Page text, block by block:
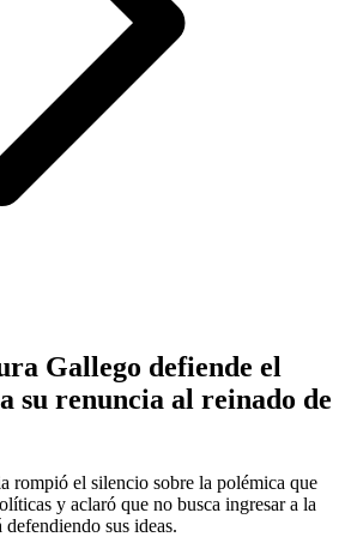
Gallego defiende el
su renuncia al reinado de
rompió el silencio sobre la polémica que
y aclaró que no busca ingresar a la
sus ideas.